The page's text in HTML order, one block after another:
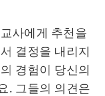
사에게 추천을
결정을 내리지
경험이 당신의
. 그들의 의견은